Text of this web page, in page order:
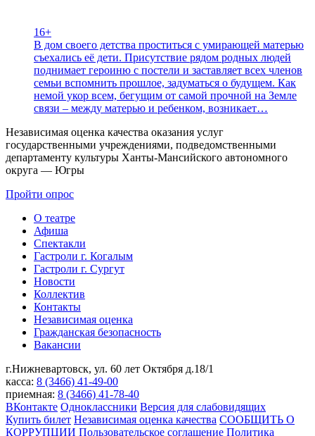
16+
В дом своего детства проститься с умирающей матерью
съехались её дети. Присутствие рядом родных людей
поднимает героиню с постели и заставляет всех членов
семьи вспомнить прошлое, задуматься о будущем. Как
немой укор всем, бегущим от самой прочной на Земле
связи – между матерью и ребенком, возникает…
Независимая оценка качества оказания услуг
государственными учреждениями, подведомственными
департаменту культуры Ханты-Мансийского автономного
округа — Югры
Пройти опрос
О театре
Афиша
Спектакли
Гастроли г. Когалым
Гастроли г. Сургут
Новости
Коллектив
Контакты
Независимая оценка
Гражданская безопасность
Вакансии
г.Нижневартовск, ул. 60 лет Октября д.18/1
касса: 8 (3466) 41-49-00
приемная: 8 (3466) 41-78-40
ВКонтакте Одноклассники Версия для слабовидящих
Купить билет Независимая оценка качества СООБЩИТЬ О
КОРРУПЦИИ Пользовательское соглашение Политика